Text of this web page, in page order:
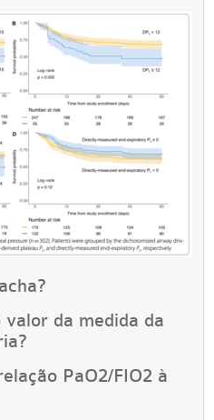
da medida da
PaO2/FIO2 à